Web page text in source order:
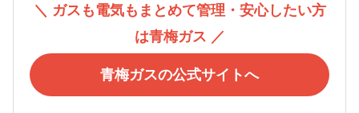
＼ ガスも電気もまとめて管理・安心したい方
は青梅ガス ／
青梅ガスの公式サイトへ